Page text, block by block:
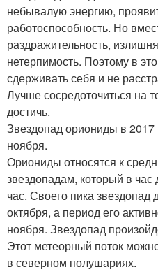
небывалую энергию,
работоспособность. Но
раздражительность,
нетерпимость. Поэтому в
сдерживать себя и не
Лучше сосредоточиться на
достичь.
Звездопад ориониды в 2017
ноября.
Ориониды относятся к
звездопадам, который в час
час. Своего пика звездопад
октября, а период его
ноября. Звездопад
Этот метеорный поток
в северном полушариях.